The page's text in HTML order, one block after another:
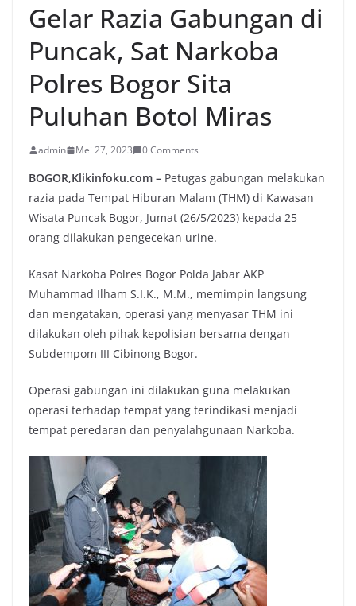
Gelar Razia Gabungan di
Puncak, Sat Narkoba
Polres Bogor Sita
Puluhan Botol Miras
admin Mei 27, 2023 0 Comments
BOGOR,Klikinfoku.com – Petugas gabungan melakukan
razia pada Tempat Hiburan Malam (THM) di Kawasan
Wisata Puncak Bogor, Jumat (26/5/2023) kepada 25
orang dilakukan pengecekan urine.
Kasat Narkoba Polres Bogor Polda Jabar AKP
Muhammad Ilham S.I.K., M.M., memimpin langsung
dan mengatakan, operasi yang menyasar THM ini
dilakukan oleh pihak kepolisian bersama dengan
Subdempom III Cibinong Bogor.
Operasi gabungan ini dilakukan guna melakukan
operasi terhadap tempat yang terindikasi menjadi
tempat peredaran dan penyalahgunaan Narkoba.